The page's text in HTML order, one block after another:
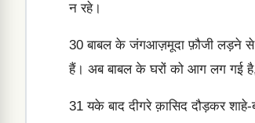
न रहे।
30 बाबल के जंगआज़मूदा फ़ौजी लड़ने से
हैं। अब बाबल के घरों को आग लग गई
31 यके बाद दीगरे क़ासिद दौड़कर